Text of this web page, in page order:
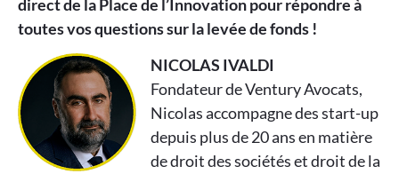
direct de la Place de l’Innovation pour répondre à
toutes vos questions sur la levée de fonds !
NICOLAS IVALDI
Fondateur de Ventury Avocats,
Nicolas accompagne des start-up
depuis plus de 20 ans en matière
de droit des sociétés et droit de la